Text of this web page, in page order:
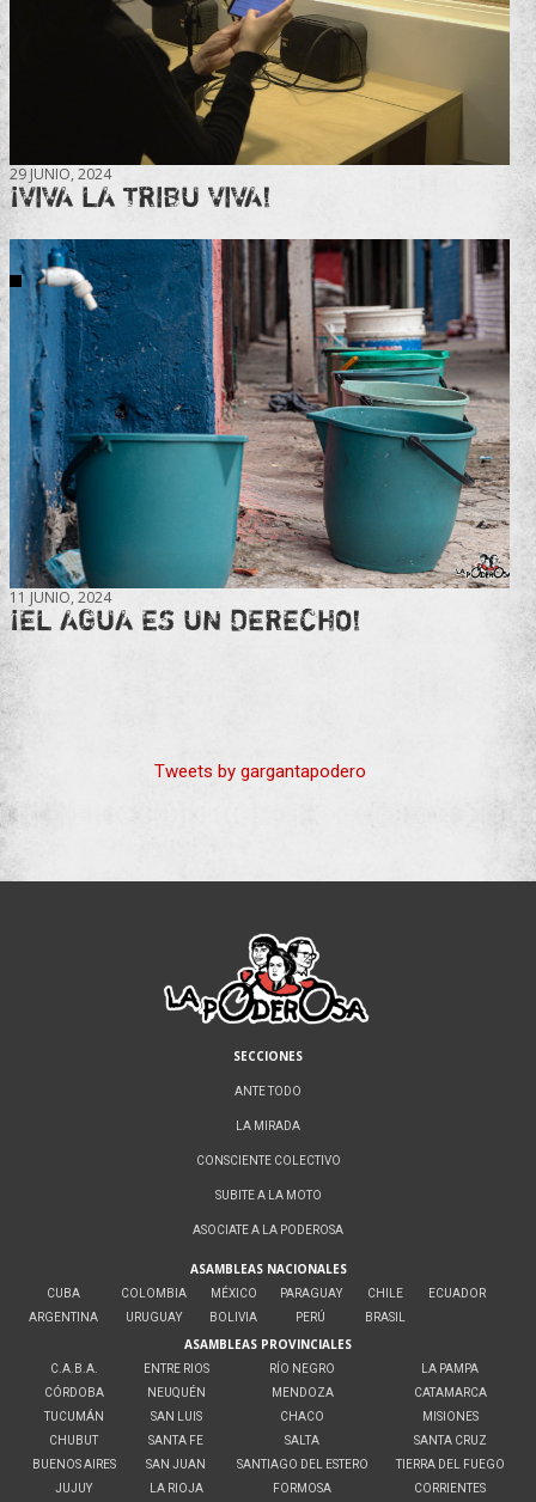
29 JUNIO, 2024
¡VIVA LA TRIBU VIVA!
11 JUNIO, 2024
¡EL AGUA ES UN DERECHO!
Tweets by gargantapodero
SECCIONES
ANTE TODO
LA MIRADA
CONSCIENTE COLECTIVO
SUBITE A LA MOTO
ASOCIATE A LA PODEROSA
ASAMBLEAS NACIONALES
CUBA
ARGENTINA
COLOMBIA
URUGUAY
MÉXICO
BOLIVIA
PARAGUAY
PERÚ
CHILE
BRASIL
ECUADOR
ASAMBLEAS PROVINCIALES
C.A.B.A.
CÓRDOBA
TUCUMÁN
CHUBUT
BUENOS AIRES
JUJUY
ENTRE RIOS
NEUQUÉN
SAN LUIS
SANTA FE
SAN JUAN
LA RIOJA
RÍO NEGRO
MENDOZA
CHACO
SALTA
SANTIAGO DEL ESTERO
FORMOSA
LA PAMPA
CATAMARCA
MISIONES
SANTA CRUZ
TIERRA DEL FUEGO
CORRIENTES